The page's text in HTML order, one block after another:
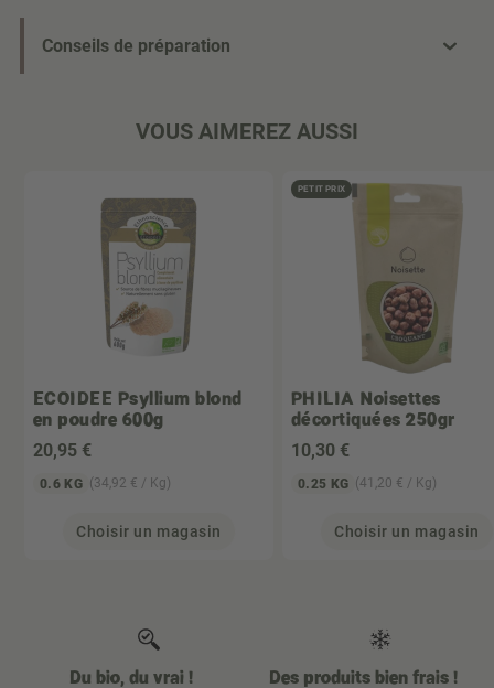
Conseils de préparation
VOUS AIMEREZ AUSSI
ECOIDEE Psyllium blond
en poudre 600g
20,95 €
0.6 KG (34,92 € / Kg)
Choisir un magasin
PETIT PRIX
PHILIA Noisettes
décortiquées 250gr
10,30 €
0.25 KG (41,20 € / Kg)
Choisir un magasin
Du bio, du vrai ! Des produits bien frais !